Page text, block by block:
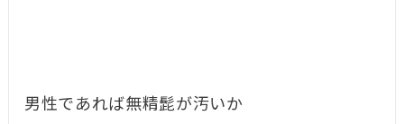
男性であれば無精髭が汚いか